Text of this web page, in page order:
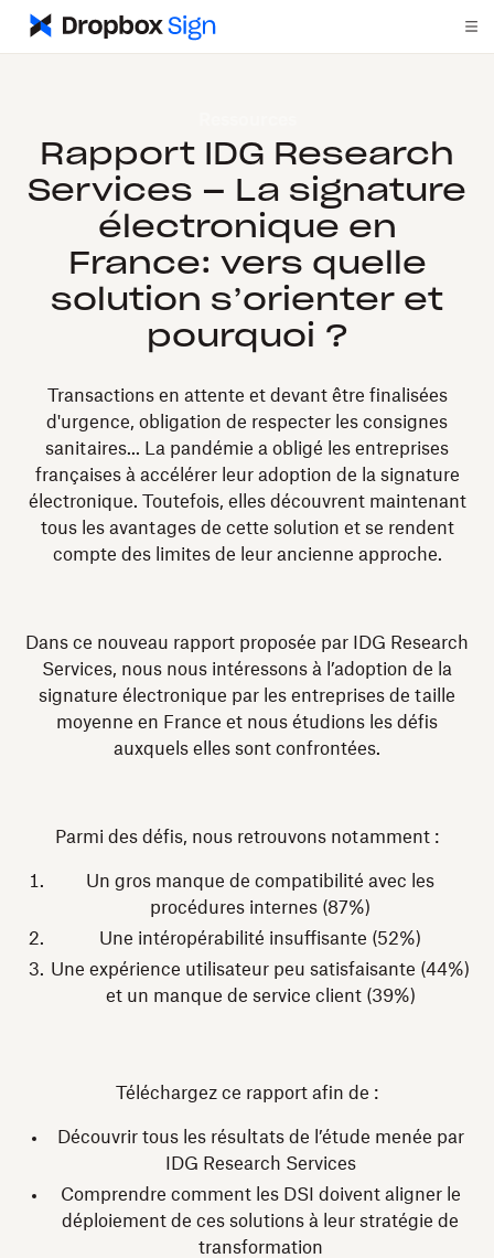
Rapport IDG Research
Services – La signature
électronique en
France: vers quelle
solution s’orienter et
pourquoi ?
Transactions en attente et devant être finalisées
d'urgence, obligation de respecter les consignes
sanitaires... La pandémie a obligé les entreprises
françaises à accélérer leur adoption de la signature
électronique. Toutefois, elles découvrent maintenant
tous les avantages de cette solution et se rendent
compte des limites de leur ancienne approche.
Dans ce nouveau rapport proposée par IDG Research
Services, nous nous intéressons à l’adoption de la
signature électronique par les entreprises de taille
moyenne en France et nous étudions les défis
auxquels elles sont confrontées.
Parmi des défis, nous retrouvons notamment :
Un gros manque de compatibilité avec les
procédures internes (87%)
Une intéropérabilité insuffisante (52%)
Une expérience utilisateur peu satisfaisante (44%)
et un manque de service client (39%)
Téléchargez ce rapport afin de :
Découvrir tous les résultats de l’étude menée par
IDG Research Services
Comprendre comment les DSI doivent aligner le
déploiement de ces solutions à leur stratégie de
transformation